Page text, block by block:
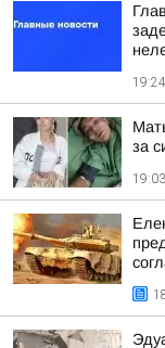
19:24
за
19:03